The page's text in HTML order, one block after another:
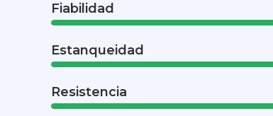
Fiabilidad
Estanqueidad
Resistencia